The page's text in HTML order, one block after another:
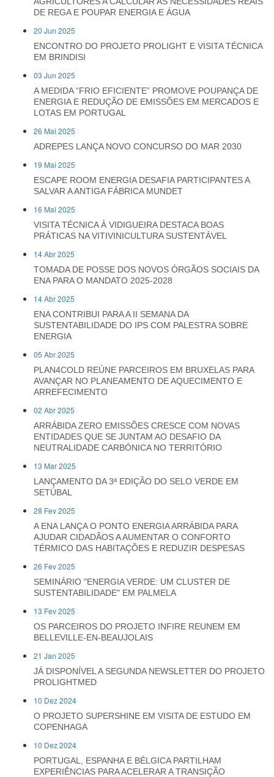
DE REGA E POUPAR ENERGIA E ÁGUA
20 Jun 2025
ENCONTRO DO PROJETO PROLIGHT E VISITA TÉCNICA
EM BRINDISI
03 Jun 2025
A MEDIDA “FRIO EFICIENTE” PROMOVE POUPANÇA DE
ENERGIA E REDUÇÃO DE EMISSÕES EM MERCADOS E
LOTAS EM PORTUGAL
26 Mai 2025
ADREPES LANÇA NOVO CONCURSO DO MAR 2030
19 Mai 2025
ESCAPE ROOM ENERGIA DESAFIA PARTICIPANTES A
SALVAR A ANTIGA FÁBRICA MUNDET
16 Mai 2025
VISITA TÉCNICA À VIDIGUEIRA DESTACA BOAS
PRÁTICAS NA VITIVINICULTURA SUSTENTÁVEL
14 Abr 2025
TOMADA DE POSSE DOS NOVOS ÓRGÃOS SOCIAIS DA
ENA PARA O MANDATO 2025-2028
14 Abr 2025
ENA CONTRIBUI PARA A II SEMANA DA
SUSTENTABILIDADE DO IPS COM PALESTRA SOBRE
ENERGIA
05 Abr 2025
PLAN4COLD REÚNE PARCEIROS EM BRUXELAS PARA
AVANÇAR NO PLANEAMENTO DE AQUECIMENTO E
ARREFECIMENTO
02 Abr 2025
ARRÁBIDA ZERO EMISSÕES CRESCE COM NOVAS
ENTIDADES QUE SE JUNTAM AO DESAFIO DA
NEUTRALIDADE CARBÓNICA NO TERRITÓRIO
13 Mar 2025
LANÇAMENTO DA 3ª EDIÇÃO DO SELO VERDE EM
SETÚBAL
28 Fev 2025
A ENA LANÇA O PONTO ENERGIA ARRÁBIDA PARA
AJUDAR CIDADÃOS A AUMENTAR O CONFORTO
TÉRMICO DAS HABITAÇÕES E REDUZIR DESPESAS
26 Fev 2025
SEMINÁRIO "ENERGIA VERDE: UM CLUSTER DE
SUSTENTABILIDADE" EM PALMELA
13 Fev 2025
OS PARCEIROS DO PROJETO INFIRE REUNEM EM
BELLEVILLE-EN-BEAUJOLAIS
21 Jan 2025
JÁ DISPONÍVEL A SEGUNDA NEWSLETTER DO PROJETO
PROLIGHTMED
10 Dez 2024
O PROJETO SUPERSHINE EM VISITA DE ESTUDO EM
COPENHAGA
10 Dez 2024
PORTUGAL, ESPANHA E BÉLGICA PARTILHAM
EXPERIÊNCIAS PARA ACELERAR A TRANSIÇÃO